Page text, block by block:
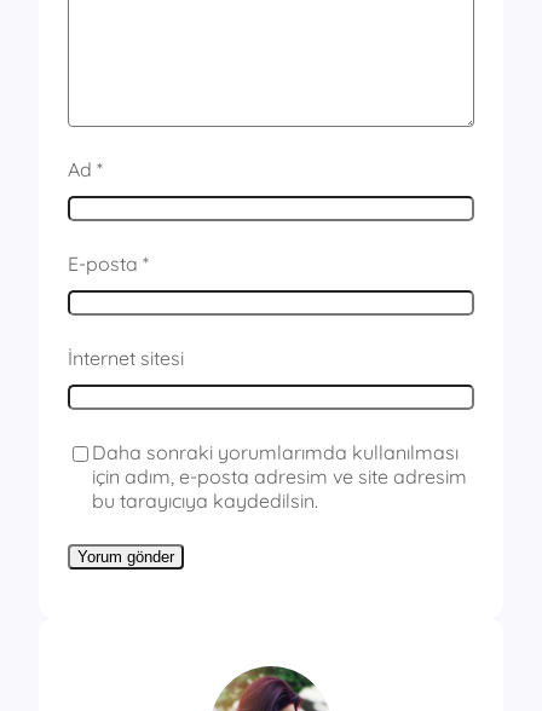
Ad *
E-posta *
İnternet sitesi
Daha sonraki yorumlarımda kullanılması
için adım, e-posta adresim ve site adresim
bu tarayıcıya kaydedilsin.